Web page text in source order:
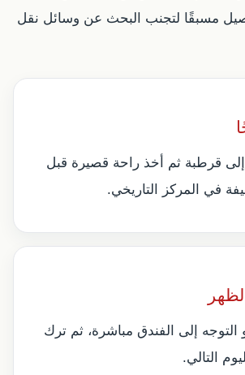
مسبقًا لتجنب البحث عن وسائل نقل
إلى قرطبة ثم أخذ راحة قصيرة قبل
في المركز التاريخي.
التوجه إلى الفندق مباشرة، ثم ترك
التالي.